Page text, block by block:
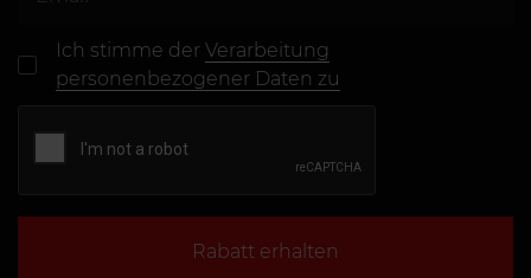
Ich stimme derVerarbeitung
personenbezogener Daten zu
Rabatt erhalten